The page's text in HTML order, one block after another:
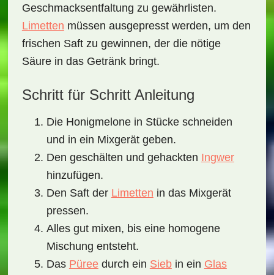
Geschmacksentfaltung zu gewährlisten.
Limetten müssen ausgepresst werden, um den
frischen Saft zu gewinnen, der die nötige
Säure in das Getränk bringt.
Schritt für Schritt Anleitung
Die Honigmelone in Stücke schneiden
und in ein Mixgerät geben.
Den geschälten und gehackten Ingwer
hinzufügen.
Den Saft der Limetten in das Mixgerät
pressen.
Alles gut mixen, bis eine homogene
Mischung entsteht.
Das Püreedurch ein Siebin ein Glas